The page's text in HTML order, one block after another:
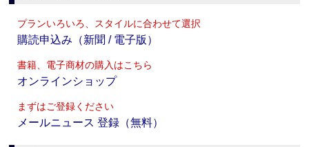
プランいろいろ、スタイルに合わせて選択
購読申込み（新聞 / 電子版）
書籍、電子商材の購入はこちら
オンラインショップ
まずはご登録ください
メールニュース 登録（無料）